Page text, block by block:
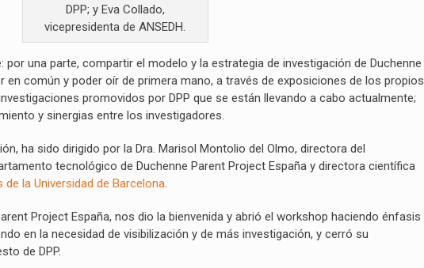
DPP; y Eva Collado,
vicepresidenta de ANSEDH.
por una parte, compartir el modelo y la estrategia de investigación de Duchenne
en común y poder oír de primera mano, a través de exposiciones de los propios
promovidos por DPP que se están llevando a cabo actualmente;
y sinergias entre los investigadores.
ha sido dirigido por la Dra. Marisol Montolio del Olmo, directora del
tecnológico de Duchenne Parent Project España y directora científica
la Universidad de Barcelona.
Project España, nos dio la bienvenida y abrió el workshop haciendo énfasis
en la necesidad de visibilización y de más investigación, y cerró su
de DPP.